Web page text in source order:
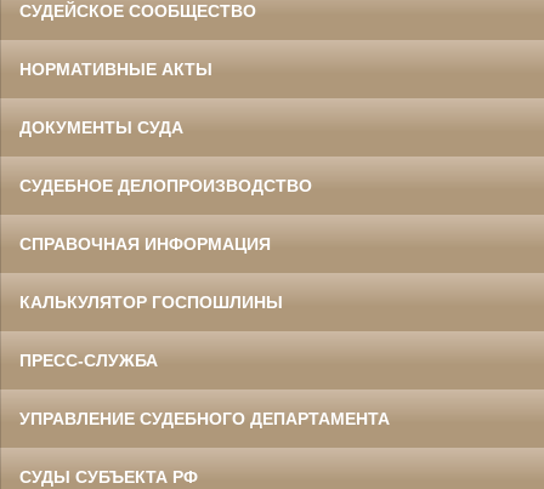
СУДЕЙСКОЕ СООБЩЕСТВО
НОРМАТИВНЫЕ АКТЫ
ДОКУМЕНТЫ СУДА
СУДЕБНОЕ ДЕЛОПРОИЗВОДСТВО
СПРАВОЧНАЯ ИНФОРМАЦИЯ
КАЛЬКУЛЯТОР ГОСПОШЛИНЫ
ПРЕСС-СЛУЖБА
УПРАВЛЕНИЕ СУДЕБНОГО ДЕПАРТАМЕНТА
СУДЫ СУБЪЕКТА РФ